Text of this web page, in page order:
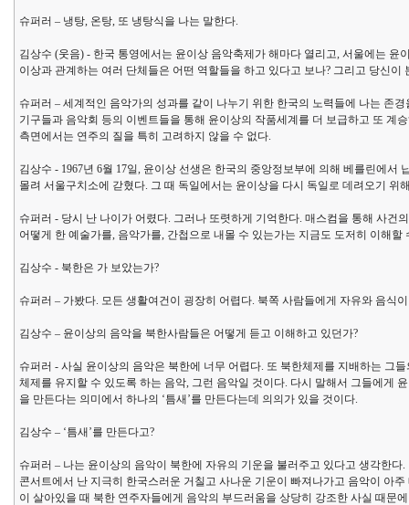
슈퍼러 – 냉탕, 온탕, 또 냉탕식을 나는 말한다.
김상수 (웃음) - 한국 통영에서는 윤이상 음악축제가 해마다 열리고, 서울에는
이상과 관계하는 여러 단체들은 어떤 역할들을 하고 있다고 보나? 그리고 당신이
슈퍼러 – 세계적인 음악가의 성과를 같이 나누기 위한 한국의 노력들에 나는 존
기구들과 음악회 등의 이벤트들을 통해 윤이상의 작품세계를 더 보급하고 또 계
측면에서는 연주의 질을 특히 고려하지 않을 수 없다.
김상수 - 1967년 6월 17일, 윤이상 선생은 한국의 중앙정보부에 의해 베를린에
몰려 서울구치소에 갇혔다. 그 때 독일에서는 윤이상을 다시 독일로 데려오기 위
슈퍼러 - 당시 난 나이가 어렸다. 그러나 또렷하게 기억한다. 매스컴을 통해 사
어떻게 한 예술가를, 음악가를, 간첩으로 내몰 수 있는가는 지금도 도저히 이해할
김상수 - 북한은 가 보았는가?
슈퍼러 – 가봤다. 모든 생활여건이 굉장히 어렵다. 북쪽 사람들에게 자유와 음식
김상수 – 윤이상의 음악을 북한사람들은 어떻게 듣고 이해하고 있던가?
슈퍼러 - 사실 윤이상의 음악은 북한에 너무 어렵다. 또 북한체제를 지배하는 그
체제를 유지할 수 있도록 하는 음악, 그런 음악일 것이다. 다시 말해서 그들에게
을 만든다는 의미에서 하나의 ‘틈새’를 만든다는데 의의가 있을 것이다.
김상수 – ‘틈새’를 만든다고?
슈퍼러 – 나는 윤이상의 음악이 북한에 자유의 기운을 불러주고 있다고 생각한
콘서트에서 난 지극히 한국스러운 거칠고 사나운 기운이 빠져나가고 음악이 아
이 살아있을 때 북한 연주자들에게 음악의 부드러움을 상당히 강조한 사실 때문